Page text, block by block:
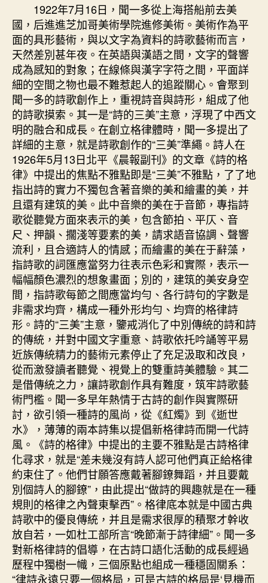
1922年7月16日，聞一多從上海搭船前去美
國，后進進芝加哥美術學院進修美術。美術作為平
面的具形藝術，與以文字為資料的詩歌藝術而言，
天然差別甚年夜。在英語與漢語之間，文字的聲響
成為感知的對象；在線條與漢字字符之間，平面詳
細的空間之物也最不難惹起人的追蹤關心。會聚到
聞一多的詩歌創作上，重視詩音與詩形，組成了他
的詩歌摸索。其一是“詩的三美”主意，浮現了中西文
明的融合和成長。在創立格律體時，聞一多提出了
詳細的主意，就是詩歌創作的“三美”準繩。詩人在
1926年5月13日北平《晨報副刊》的文章《詩的格
律》中提出的焦點不雅點即是“三美”不雅點，了了地
指出詩的實力不獨包含著音樂的美和繪畫的美，并
且還有建筑的美。此中音樂的美在于音節，專指詩
歌從聽覺方面來表示的美，包含節拍、平仄、音
尺、押韻、擱淺等要素的美，請求語音協調、聲響
流利，且合適詩人的情感；而繪畫的美在于辭藻，
指詩歌的詞匯應當努力往表示色彩和實際，表示一
幅幅顏色濃烈的想象畫面；別的，建筑的美安身空
間，指詩歌每節之間應當均勻、各行詩句的字數是
非需求均齊，構成一種外形均勻、均齊的格律詩
形。詩的“三美”主意，鑒戒消化了中別傳統的詩和詩
的傳統，并對中國文字重意、詩歌依托吟誦等平易
近族傳統精力的藝術元素停止了充足汲取和改良，
從而激發讀者聽覺、視覺上的雙重詩美體驗。其二
是借傳統之力，讓詩歌創作具有難度，筑牢詩歌藝
術門檻。聞一多早年熱情于古詩的創作與實際研
討，欲引領一種詩的風尚，從《紅燭》到《逝世
水》，薄薄的兩本詩集以提倡新格律詩而開一代詩
風。《詩的格律》中提出的主要不雅點是古詩格律
化尋求，就是“差未幾沒有詩人認可他們真正給格律
約束住了。他們甘願答應戴著腳鐐舞蹈，并且要戴
別個詩人的腳鐐”，由此提出“做詩的興趣就是在一種
規則的格律之內聲東擊西”。格律底本就是中國古典
詩歌中的優良傳統，并且是需求很厚的積聚才幹收
放自若，一如杜工部所言“晚節漸于詩律細”。聞一多
對新格律詩的倡導，在古詩口語化活動的成長經過
歷程中獨樹一幟，三個原點也組成一種穩固關系：
“律詩永遠只要一個格局，可是古詩的格局是‘見機而